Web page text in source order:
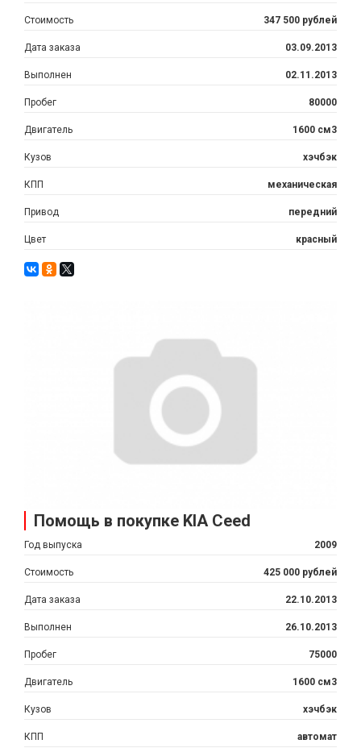
Стоимость 347 500 рублей
Дата заказа 03.09.2013
Выполнен 02.11.2013
Пробег 80000
Двигатель 1600 см3
Кузов хэчбэк
КПП механическая
Привод передний
Цвет красный
Помощь в покупке KIA Ceed
Год выпуска 2009
Стоимость 425 000 рублей
Дата заказа 22.10.2013
Выполнен 26.10.2013
Пробег 75000
Двигатель 1600 см3
Кузов хэчбэк
КПП автомат